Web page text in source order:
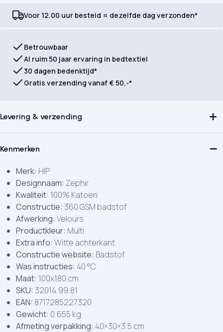
Voor 12.00 uur besteld = dezelfde dag verzonden*
Betrouwbaar
Al ruim 50 jaar ervaring in bedtextiel
30 dagen bedenktijd*
Gratis verzending vanaf € 50,-*
Levering & verzending
Kenmerken
Merk: HIP
Designnaam: Zephir
Kwaliteit: 100% Katoen
Constructie: 360 GSM badstof
Afwerking: Velours
Productkleur: Multi
Extra info: Witte achterkant
Constructie website: Badstof
Was instructies: 40 °C
Maat: 100x180 cm
SKU: 32014.99.81
EAN: 8717285227320
Gewicht: 0.655 kg
Afmeting verpakking: 40×30×3.5 cm